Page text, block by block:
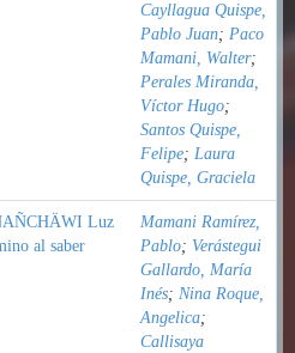
Cayllagua Quispe,
Pablo Juan; Paco
Mamani, Walter;
Perales Miranda,
Víctor Hugo;
Santos Quispe,
Felipe; Laura
Quispe, Graciela
Luz
al saber
Mamani Ramírez,
Pablo; Verástegui
Gallardo, María
Inés; Nina Roque,
Angelica;
Callisaya